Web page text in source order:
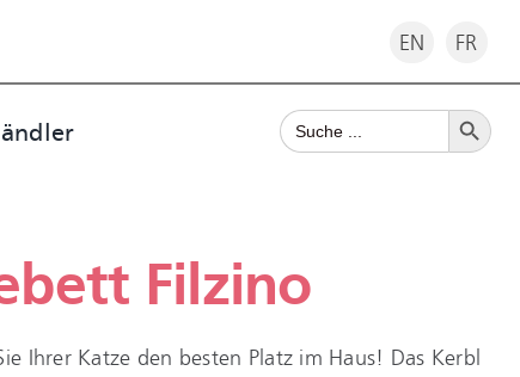
EN FR
Search
for:
Search Button
Filzino
Ihrer Katze den besten Platz im Haus! Das Kerbl